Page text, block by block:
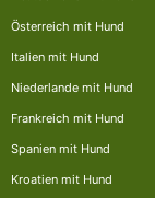
Österreich mit Hund
Italien mit Hund
Niederlande mit Hund
Frankreich mit Hund
Spanien mit Hund
Kroatien mit Hund